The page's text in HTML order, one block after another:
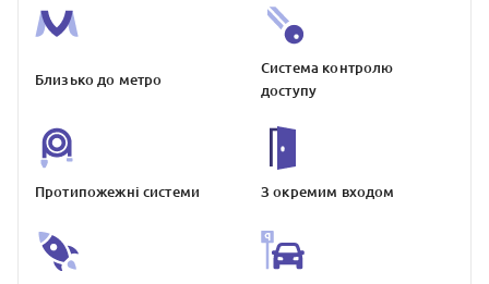
Близько до метро
Система контролю
доступу
Протипожежнi системи З окремим входом